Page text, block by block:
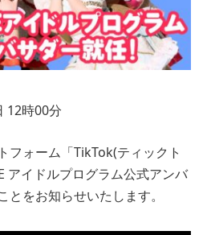
12時00分
フォーム「TikTok(ティックト
アイドルプログラム公式アンバ
をお知らせいたします。